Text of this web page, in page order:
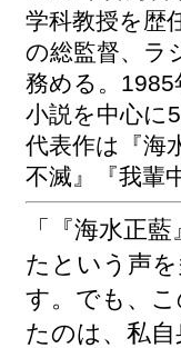
ホ
ー
サ
イ
ト
マ
ッ
学科教授を歴
の総監督、ラ
務める。1985
小説を中心に
代表作は『海
不滅』『我輩
「『海水正
たという声
す。でも、
たのは、私